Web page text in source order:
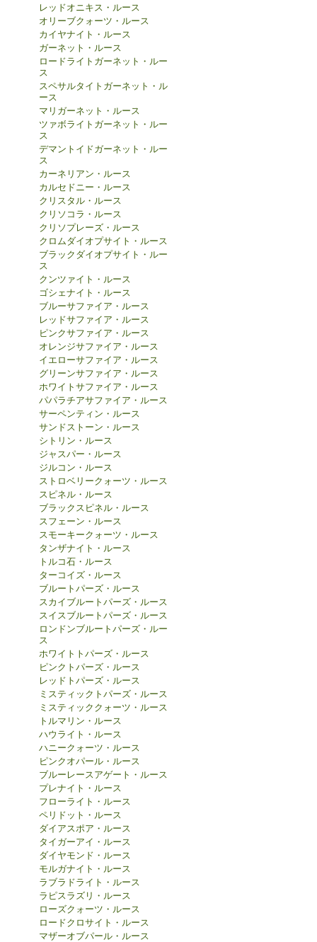
レッドオニキス・ルース
オリーブクォーツ・ルース
カイヤナイト・ルース
ガーネット・ルース
ロードライトガーネット・ルー
ス
スペサルタイトガーネット・ル
ース
マリガーネット・ルース
ツァボライトガーネット・ルー
ス
デマントイドガーネット・ルー
ス
カーネリアン・ルース
カルセドニー・ルース
クリスタル・ルース
クリソコラ・ルース
クリソプレーズ・ルース
クロムダイオプサイト・ルース
ブラックダイオプサイト・ルー
ス
クンツァイト・ルース
ゴシェナイト・ルース
ブルーサファイア・ルース
レッドサファイア・ルース
ピンクサファイア・ルース
オレンジサファイア・ルース
イエローサファイア・ルース
グリーンサファイア・ルース
ホワイトサファイア・ルース
パパラチアサファイア・ルース
サーペンティン・ルース
サンドストーン・ルース
シトリン・ルース
ジャスパー・ルース
ジルコン・ルース
ストロベリークォーツ・ルース
スピネル・ルース
ブラックスピネル・ルース
スフェーン・ルース
スモーキークォーツ・ルース
タンザナイト・ルース
トルコ石・ルース
ターコイズ・ルース
ブルートパーズ・ルース
スカイブルートパーズ・ルース
スイスブルートパーズ・ルース
ロンドンブルートパーズ・ルー
ス
ホワイトトパーズ・ルース
ピンクトパーズ・ルース
レッドトパーズ・ルース
ミスティックトパーズ・ルース
ミスティッククォーツ・ルース
トルマリン・ルース
ハウライト・ルース
ハニークォーツ・ルース
ピンクオパール・ルース
ブルーレースアゲート・ルース
プレナイト・ルース
フローライト・ルース
ペリドット・ルース
ダイアスポア・ルース
タイガーアイ・ルース
ダイヤモンド・ルース
モルガナイト・ルース
ラブラドライト・ルース
ラピスラズリ・ルース
ローズクォーツ・ルース
ロードクロサイト・ルース
マザーオブパール・ルース